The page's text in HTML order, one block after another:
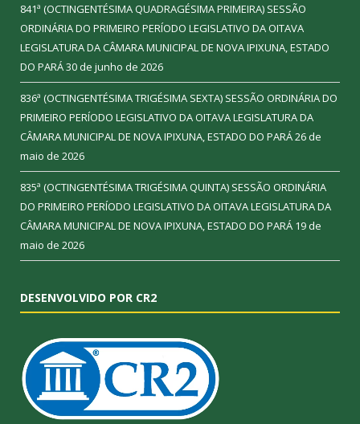
841ª (OCTINGENTÉSIMA QUADRAGÉSIMA PRIMEIRA) SESSÃO
ORDINÁRIA DO PRIMEIRO PERÍODO LEGISLATIVO DA OITAVA
LEGISLATURA DA CÂMARA MUNICIPAL DE NOVA IPIXUNA, ESTADO
DO PARÁ30 de junho de 2026
836ª (OCTINGENTÉSIMA TRIGÉSIMA SEXTA) SESSÃO ORDINÁRIA DO
PRIMEIRO PERÍODO LEGISLATIVO DA OITAVA LEGISLATURA DA
CÂMARA MUNICIPAL DE NOVA IPIXUNA, ESTADO DO PARÁ26 de
maio de 2026
835ª (OCTINGENTÉSIMA TRIGÉSIMA QUINTA) SESSÃO ORDINÁRIA
DO PRIMEIRO PERÍODO LEGISLATIVO DA OITAVA LEGISLATURA DA
CÂMARA MUNICIPAL DE NOVA IPIXUNA, ESTADO DO PARÁ 19 de
maio de 2026
DESENVOLVIDO POR CR2